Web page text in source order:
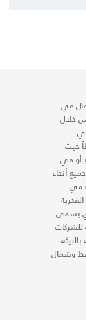
في
خلال
حيث
أو في
أنحاء
في
يسمى
وشمال